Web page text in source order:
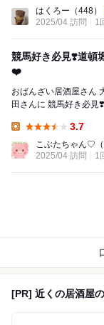
はくろー （448）
2025/04 訪問
1
競馬好き必見❣️道頓
❤️
おばんざい居酒屋さん 大阪日本橋の道頓堀WINSの前にある 千日前 おく
田さんに 競馬好き必見❣️ 密かに競馬好きこぶた 土日だけ朝の９時から営
3.7
こぶたちゃん♡
2025/04 訪問
1
[PR] 近くの居酒屋